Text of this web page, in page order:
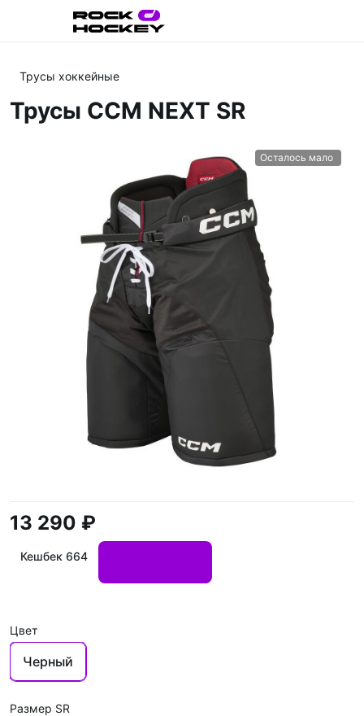
Трусы хоккейные
Трусы CCM NEXT SR
Осталось мало
13 290 ₽
Кешбек 664
Цвет
Черный
Размер SR